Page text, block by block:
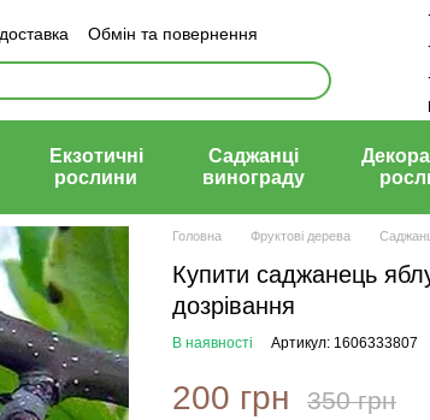
Обмін та повернення
Екзотичні
рослини
Саджанці
винограду
Головна Фруктові дерева
Купити саджанець
дозрівання
В наявності Артикул: 1606333807
200 грн 350 грн